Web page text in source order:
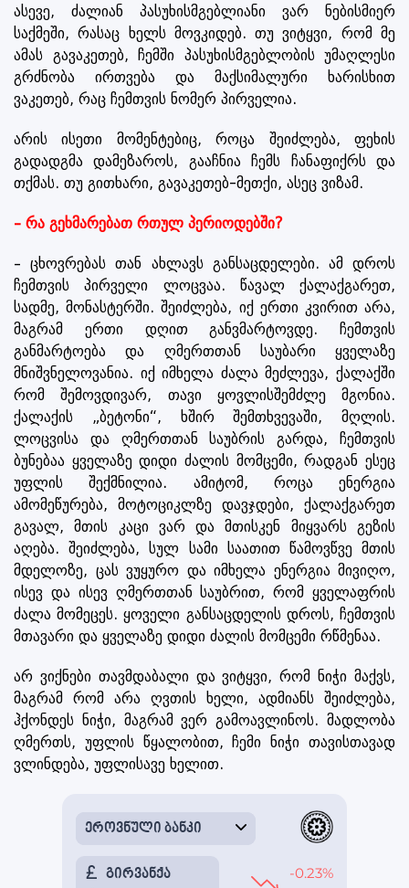
ასევე, ძალიან პასუხისმგებლიანი ვარ ნებისმიერ
საქმეში, რასაც ხელს მოვკიდებ. თუ ვიტყვი, რომ მე
ამას გავაკეთებ, ჩემში პასუხისმგებლობის უმაღლესი
გრძნობა ირთვება და მაქსიმალური ხარისხით
ვაკეთებ, რაც ჩემთვის ნომერ პირველია.
არის ისეთი მომენტებიც, როცა შეიძლება, ფეხის
გადადგმა დამეზაროს, გააჩნია ჩემს ჩანაფიქრს და
თქმას. თუ გითხარი, გავაკეთებ-მეთქი, ასეც ვიზამ.
– რა გეხმარებათ რთულ პერიოდებში?
– ცხოვრებას თან ახლავს განსაცდელები. ამ დროს
ჩემთვის პირველი ლოცვაა. წავალ ქალაქგარეთ,
სადმე, მონასტერში. შეიძლება, იქ ერთი კვირით არა,
მაგრამ ერთი დღით განვმარტოვდე. ჩემთვის
განმარტოება და ღმერთთან საუბარი ყველაზე
მნიშვნელოვანია. იქ იმხელა ძალა მეძლევა, ქალაქში
რომ შემოვდივარ, თავი ყოვლისშემძლე მგონია.
ქალაქის „ბეტონი“, ხშირ შემთხვევაში, მღლის.
ლოცვისა და ღმერთთან საუბრის გარდა, ჩემთვის
ბუნებაა ყველაზე დიდი ძალის მომცემი, რადგან ესეც
უფლის შექმნილია. ამიტომ, როცა ენერგია
ამომეწურება, მოტოციკლზე დავჯდები, ქალაქგარეთ
გავალ, მთის კაცი ვარ და მთისკენ მიყვარს გეზის
აღება. შეიძლება, სულ სამი საათით წამოვწვე მთის
მდელოზე, ცას ვუყურო და იმხელა ენერგია მივიღო,
ისევ და ისევ ღმერთთან საუბრით, რომ ყველაფრის
ძალა მომეცეს. ყოველი განსაცდელის დროს, ჩემთვის
მთავარი და ყველაზე დიდი ძალის მომცემი რწმენაა.
არ ვიქნები თავმდაბალი და ვიტყვი, რომ ნიჭი მაქვს,
მაგრამ რომ არა ღვთის ხელი, ადმიანს შეიძლება,
ჰქონდეს ნიჭი, მაგრამ ვერ გამოავლინოს. მადლობა
ღმერთს, უფლის წყალობით, ჩემი ნიჭი თავისთავად
ვლინდება, უფლისავე ხელით.